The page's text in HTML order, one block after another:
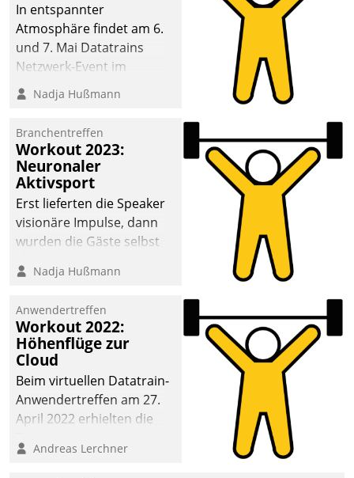
In entspannter
Atmosphäre findet am 6.
und 7. Mai Datatrains
Netzwerk-Event im
Kunden- und Partnerkreis
statt. Zentrale Frage: Wie
Mammutprojekte
meistern und Workloads
wuppen – bei zunehmend
anspruchsvollen
Aufgaben und
abnehmendem
Nadja Hußmann
Branchentreffen
Workout 2023:
Neuronaler
Aktivsport
Erst lieferten die Speaker
visionäre Impulse, dann
wurden die Gäste selbst
methodisch
Quartier. Dazwischen
zeigte Datatrain, was es
Neues zu bieten hat.
Nadja Hußmann
Anwendertreffen
Workout 2022:
Höhenflüge zur
Cloud
Beim virtuellen Datatrain-
Anwendertreffen am 27.
April 2022 erhielten die
Teilnehmer kurzweilige
Andreas Lerchner